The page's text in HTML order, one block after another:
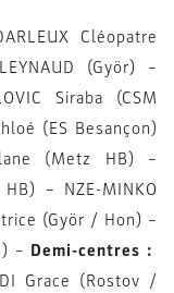
Cléopatre
(Györ) –
Siraba (CSM
(ES Besançon)
(Metz HB) –
– NZE-MINKO
(Györ / Hon) –
– Demi-centres :
Grace (Rostov /